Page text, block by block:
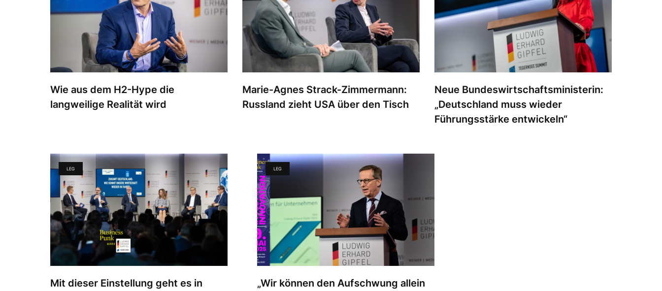
Wie aus dem H2-Hype die
langweilige Realität wird
Marie-Agnes Strack-Zimmermann:
Russland zieht USA über den Tisch
Neue Bundeswirtschaftsministerin:
„Deutschland muss wieder
Führungsstärke entwickeln“
Mit dieser Einstellung geht es in
LEG
„Wir können den Aufschwung allein
LEG